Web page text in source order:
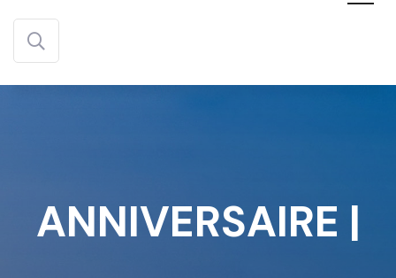
ANNIVERSAIRE |